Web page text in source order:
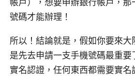
帳戶），想要申辦銀行帳戶，那
號碼才能辦理！
所以！結論就是，假如你要來大
是先去申請一支手機號碼最重要
實名認證，任何東西都需要實名